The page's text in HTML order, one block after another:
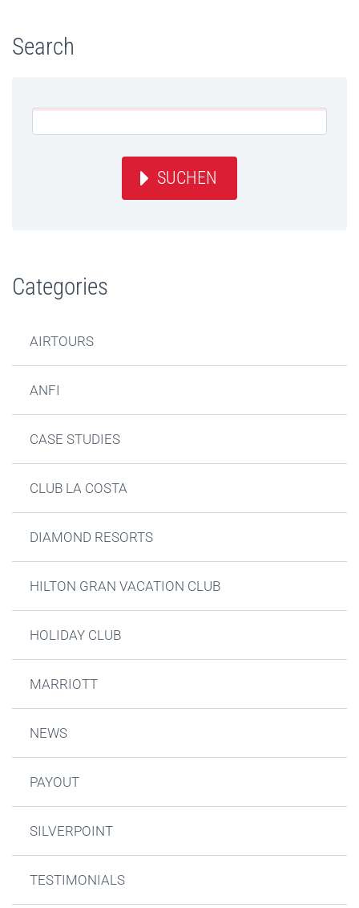
Search
SUCHEN
Categories
AIRTOURS
ANFI
CASE STUDIES
CLUB LA COSTA
DIAMOND RESORTS
HILTON GRAN VACATION CLUB
HOLIDAY CLUB
MARRIOTT
NEWS
PAYOUT
SILVERPOINT
TESTIMONIALS